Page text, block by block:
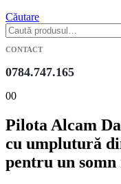
Căutare
CONTACT
0784.747.165
00
Pilota Alcam
cu umplutură
pentru un